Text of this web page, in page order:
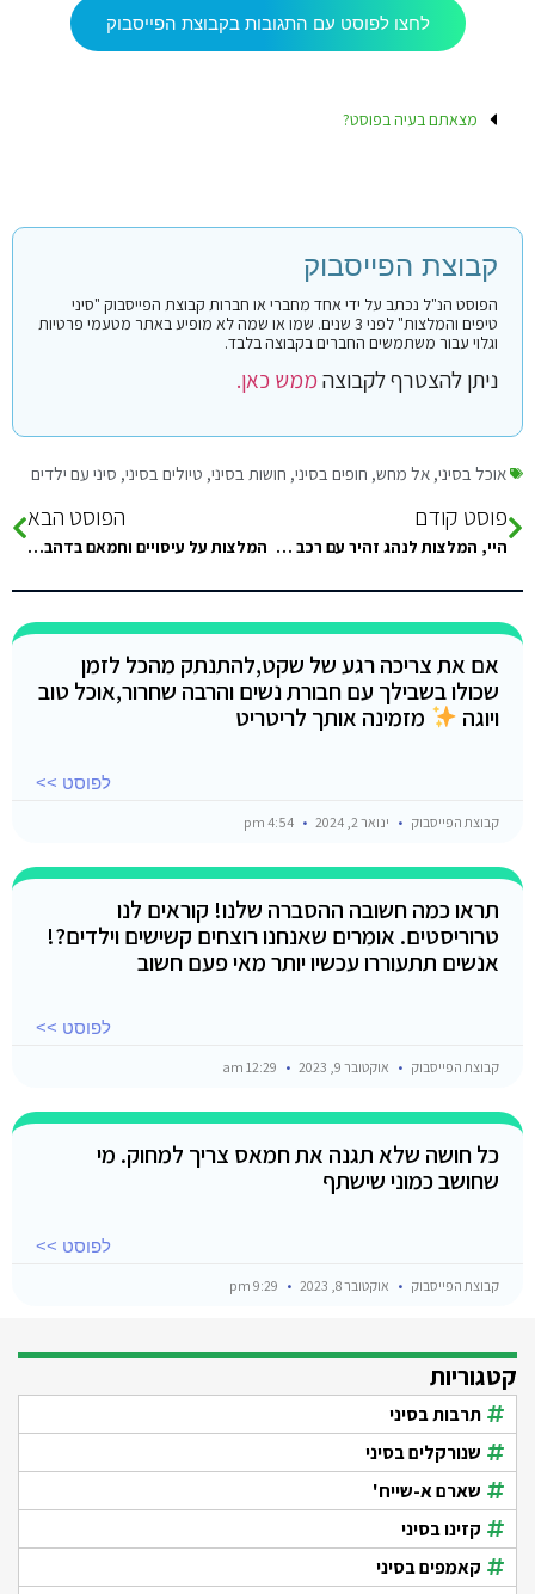
לחצו לפוסט עם התגובות בקבוצת הפייסבוק
מצאתם בעיה בפוסט?
קבוצת הפייסבוק
הפוסט הנ"ל נכתב על ידי אחד מחברי או חברות קבוצת הפייסבוק "סיני
טיפים והמלצות" לפני 3 שנים. שמו או שמה לא מופיע באתר מטעמי פרטיות
וגלוי עבור משתמשים החברים בקבוצה בלבד.
ניתן להצטרף לקבוצהממש כאן.
אוכל בסיני, אל מחש, חופים בסיני, חושות בסיני, טיולים בסיני, סיני עם ילדים
פוסט קודם
היי, המלצות לנהג זהיר עם רכב שמתאים לחמישה אנשים?? מהגבול לנואיבה!! תודה ????????????????
הפוסט הבא
המלצות על עיסויים וחמאם בדהב….
אם את צריכה רגע של שקט,להתנתק מהכל לזמן
שכולו בשבילך עם חבורת נשים והרבה שחרור,אוכל טוב
ויוגה
מזמינה אותך לריטריט
לפוסט >>
קבוצת הפייסבוק ינואר 2, 2024
תראו כמה חשובה ההסברה שלנו! קוראים לנו
טרוריסטים. אומרים שאנחנו רוצחים קשישים וילדים?!
אנשים תתעוררו עכשיו יותר מאי פעם חשוב
לפוסט >>
קבוצת הפייסבוק אוקטובר 9, 2023
כל חושה שלא תגנה את חמאס צריך למחוק. מי
שחושב כמוני שישתף
לפוסט >>
קבוצת הפייסבוק אוקטובר 8, 2023
קטגוריות
תרבות בסיני
שנורקלים בסיני
שארם א-שייח'
קזינו בסיני
קאמפים בסיני